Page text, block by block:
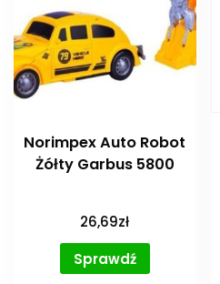
Norimpex Auto Robot
Żółty Garbus 5800
26,69zł
Sprawdź